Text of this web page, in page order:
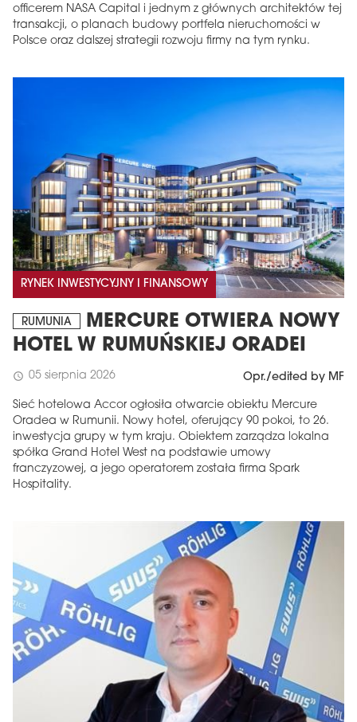
officerem NASA Capital i jednym z głównych architektów tej
transakcji, o planach budowy portfela nieruchomości w
Polsce oraz dalszej strategii rozwoju firmy na tym rynku.
RYNEK INWESTYCYJNY I FINANSOWY
RUMUNIA
MERCURE OTWIERA NOWY
HOTEL W RUMUŃSKIEJ ORADEI
schedule 05 sierpnia 2026 Opr./edited by MF
Sieć hotelowa Accor ogłosiła otwarcie obiektu Mercure
Oradea w Rumunii. Nowy hotel, oferujący 90 pokoi, to 26.
inwestycja grupy w tym kraju. Obiektem zarządza lokalna
spółka Grand Hotel West na podstawie umowy
franczyzowej, a jego operatorem została firma Spark
Hospitality.